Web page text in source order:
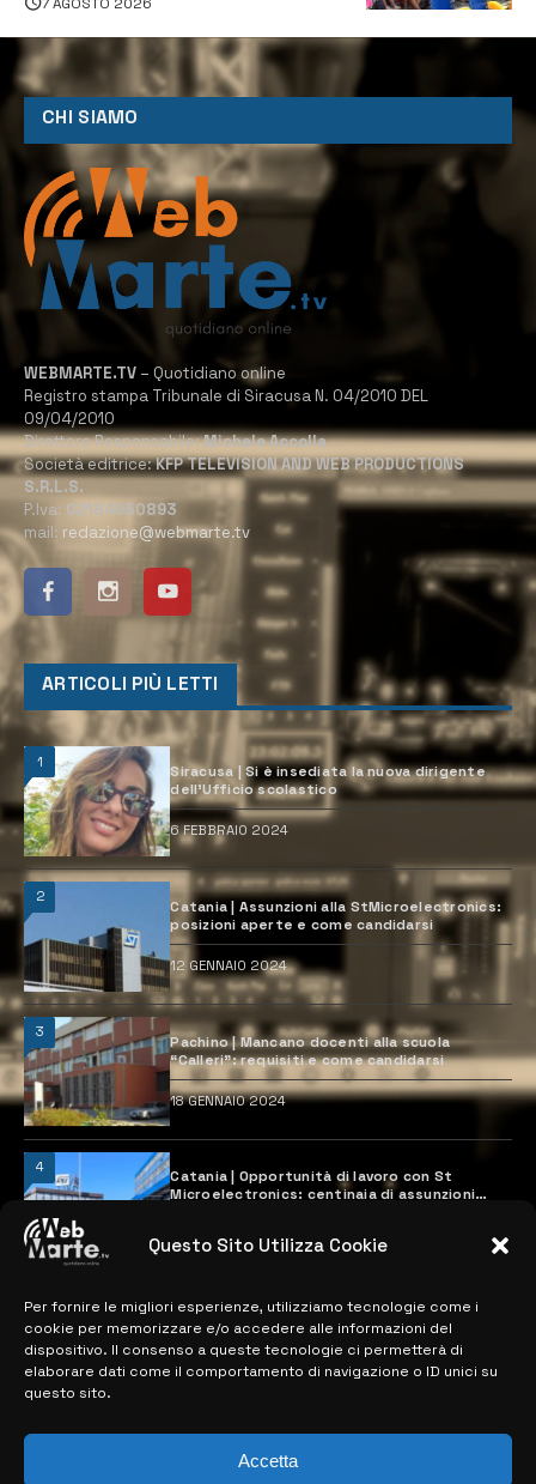
Questo Sito Utilizza Cookie
Per fornire le migliori esperienze, utilizziamo tecnologie come i
cookie per memorizzare e/o accedere alle informazioni del
dispositivo. Il consenso a queste tecnologie ci permetterà di
elaborare dati come il comportamento di navigazione o ID unici su
questo sito.
Accetta
CHI SIAMO
WEBMARTE.TV – Quotidiano online
Registro stampa Tribunale di Siracusa N. 04/2010 DEL
09/04/2010
Direttore Responsabile:Michele Accolla
Società editrice:KFP TELEVISION AND WEB PRODUCTIONS
S.R.L.S.
P.Iva: 02184950893
mail: redazione@webmarte.tv
ARTICOLI PIÙ LETTI
1
Siracusa | Si è insediata la nuova dirigente
dell’Ufficio scolastico
6 FEBBRAIO 2024
2
Catania | Assunzioni alla StMicroelectronics:
posizioni aperte e come candidarsi
12 GENNAIO 2024
3
Pachino | Mancano docenti alla scuola
“Calleri”: requisiti e come candidarsi
18 GENNAIO 2024
4
Catania | Opportunità di lavoro con St
Microelectronics: centinaia di assunzioni
28 MARZO 2024
MAPPA DEL SITO
> NOTIZIE
> EDIZIONI LOCALI